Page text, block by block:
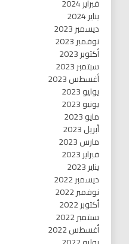
فبراير 2024
يناير 2024
ديسمبر 2023
نوفمبر 2023
أكتوبر 2023
سبتمبر 2023
أغسطس 2023
يوليو 2023
يونيو 2023
مايو 2023
أبريل 2023
مارس 2023
فبراير 2023
يناير 2023
ديسمبر 2022
نوفمبر 2022
أكتوبر 2022
سبتمبر 2022
أغسطس 2022